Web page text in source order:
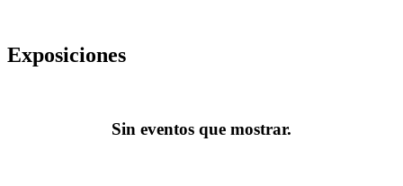
Exposiciones
Sin eventos que mostrar.